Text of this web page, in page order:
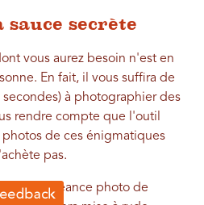
sauce secrète
vous aurez besoin n'est en
En fait, il vous suffira de
à photographier des
rendre compte que l'outil
de ces énigmatiques
pas.
une séance photo de